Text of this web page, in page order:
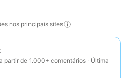
nos principais sites
de 1.000+ comentários · Última